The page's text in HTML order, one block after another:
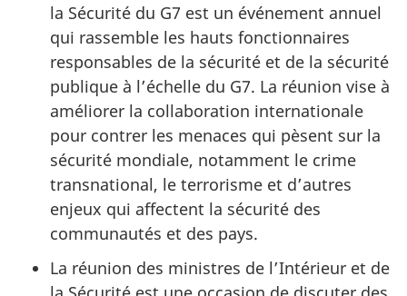
la Sécurité du G7 est un événement annuel
qui rassemble les hauts fonctionnaires
responsables de la sécurité et de la sécurité
publique à l’échelle du G7. La réunion vise à
améliorer la collaboration internationale
pour contrer les menaces qui pèsent sur la
sécurité mondiale, notamment le crime
transnational, le terrorisme et d’autres
enjeux qui affectent la sécurité des
communautés et des pays.
La réunion des ministres de l’Intérieur et de